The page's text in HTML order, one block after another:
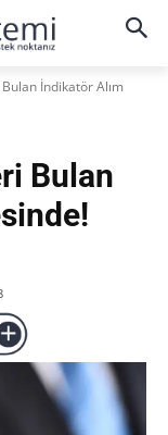
İndikatör Alım
Bulan